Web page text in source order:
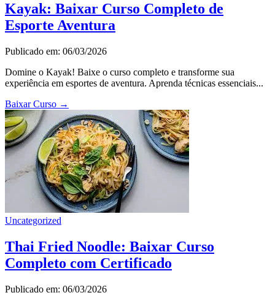
Kayak: Baixar Curso Completo de
Esporte Aventura
Publicado em: 06/03/2026
Domine o Kayak! Baixe o curso completo e transforme sua
experiência em esportes de aventura. Aprenda técnicas essenciais...
Baixar Curso →
Uncategorized
Thai Fried Noodle: Baixar Curso
Completo com Certificado
Publicado em: 06/03/2026